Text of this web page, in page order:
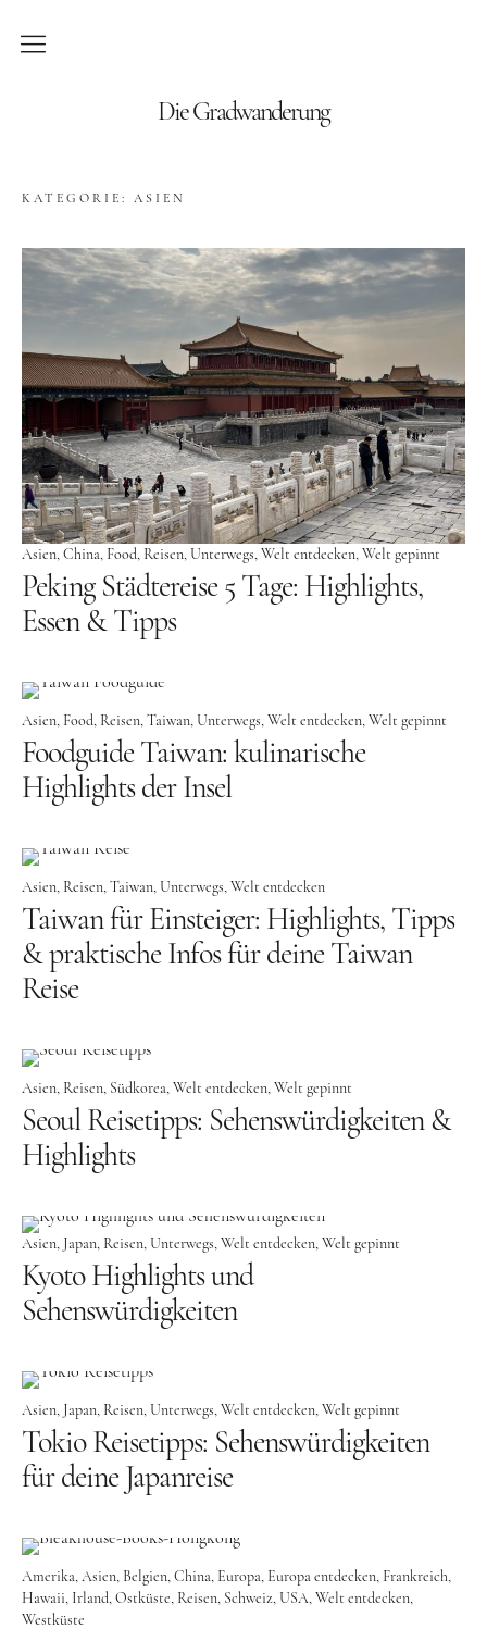
Die Gradwanderung
Blog
Reisen
Afrika
Namibia
Seychellen
Amerika
Kanada
USA
Westküste
Ostküste
China
Japan
Europa
Baltikum
Finnland
Osteuropa
Bosnien und Herzegowina
Kroatien
Rumänien
Slowakei
Ungarn
Südeuropa
KATEGORIE: ASIEN
Asien China Food Reisen Unterwegs Welt entdecken Welt gepinnt
Peking Städtereise 5 Tage: Highlights,
Essen & Tipps
Asien Food Reisen Taiwan Unterwegs Welt entdecken Welt gepinnt
Foodguide Taiwan: kulinarische
Highlights der Insel
Asien Reisen Taiwan Unterwegs Welt entdecken
Taiwan für Einsteiger: Highlights, Tipps
& praktische Infos für deine Taiwan
Reise
Asien Reisen Südkorea Welt entdecken Welt gepinnt
Seoul Reisetipps: Sehenswürdigkeiten &
Highlights
Asien Japan Reisen Unterwegs Welt entdecken Welt gepinnt
Kyoto Highlights und
Sehenswürdigkeiten
Asien Japan Reisen Unterwegs Welt entdecken Welt gepinnt
Tokio Reisetipps: Sehenswürdigkeiten
für deine Japanreise
Amerika Asien Belgien China Europa Europa entdecken Frankreich
Hawaii Irland Ostküste Reisen Schweiz USA Welt entdecken
Westküste